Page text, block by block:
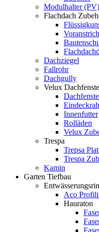
Modulhalter (PV)
Flachdach
Voranstrich
Dachziegel
Fallrohr
Dachgully
Velux
Innenfutter
Rolläden
Velux
Trespa
Trepsa
Trespa
Kamin
Garten Tiefbau
Aco
Hauraton